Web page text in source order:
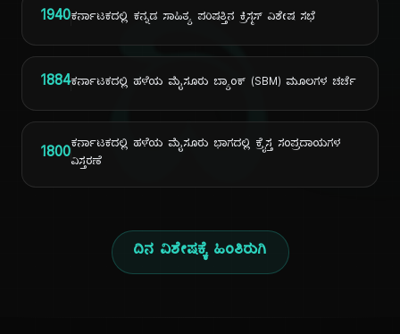
ದಿ
1940ಕರ್ನಾಟಕದಲ್ಲಿ ಕನ್ನಡ ಸಾಹಿತ್ಯ ಪರಿಷತ್ತಿನ ಕ್ರಿಸ್ಮಸ್ ವಿಶೇಷ ಸಭೆ
1884ಕರ್ನಾಟಕದಲ್ಲಿ ಹಳೆಯ ಮೈಸೂರು ಬ್ಯಾಂಕ್ (SBM) ಮೂಲಗಳ ಚರ್ಚೆ
1800ಕರ್ನಾಟಕದಲ್ಲಿ ಹಳೆಯ ಮೈಸೂರು ಭಾಗದಲ್ಲಿ ಕ್ರೈಸ್ತ ಸಂಪ್ರದಾಯಗಳ
ವಿಸ್ತರಣೆ
ದಿನ ವಿಶೇಷಕ್ಕೆ ಹಿಂತಿರುಗಿ